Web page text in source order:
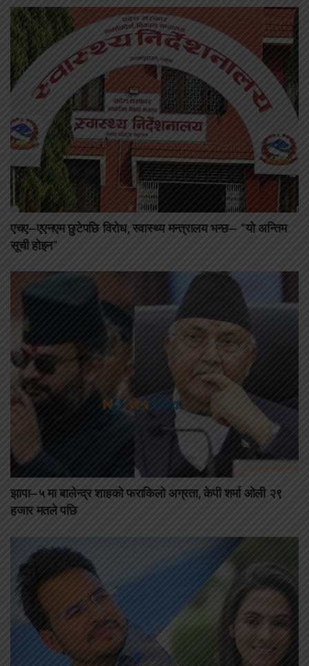
एचए–एएनएम छुटेपछि विरोध, स्वास्थ्य मन्त्रालय भन्छ– “यो अन्तिम
सूची होइन”
झापा–५ मा बालेन्द्र शाहको फराकिलो अग्रता, केपी शर्मा ओली २९
हजार मतले पछि